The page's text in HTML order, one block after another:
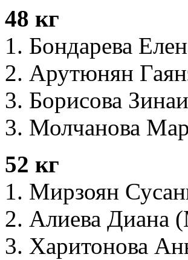
48 кг
1. Бондарева
2. Арутюнян
3. Борисова
3. Молчанова
52 кг
1. Мирзоян
2. Алиева Диана
3. Харитонова